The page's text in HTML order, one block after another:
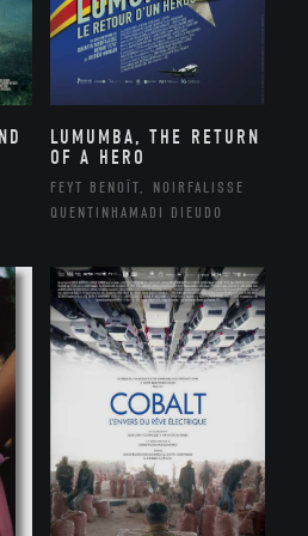
LUMUMBA, THE RETURN
OF A HERO
FEYT BENOÎT, NOIRFALISSE
QUENTINHAMADI DIEUDO